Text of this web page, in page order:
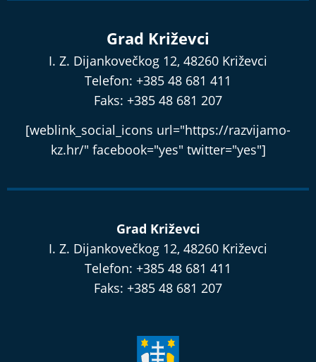
Grad Križevci
I. Z. Dijankovečkog 12, 48260 Križevci
Telefon: +385 48 681 411
Faks: +385 48 681 207
[weblink_social_icons url="https://razvijamo-
kz.hr/" facebook="yes" twitter="yes"]
Grad Križevci
I. Z. Dijankovečkog 12, 48260 Križevci
Telefon: +385 48 681 411
Faks: +385 48 681 207